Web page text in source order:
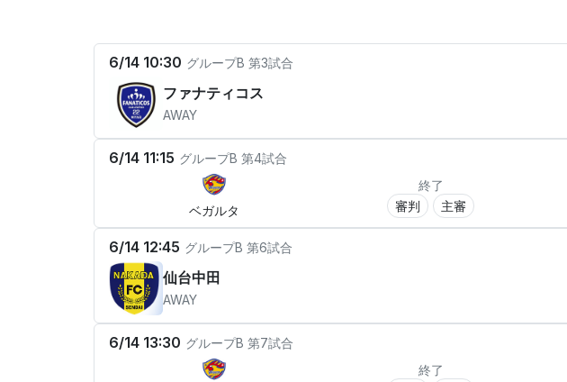
6/14 10:30 グループB 第3試合
ファナティコス
AWAY
6/14 11:15 グループB 第4試合
ベガルタ
終了
審判
主審
6/14 12:45 グループB 第6試合
仙台中田
AWAY
6/14 13:30 グループB 第7試合
終了